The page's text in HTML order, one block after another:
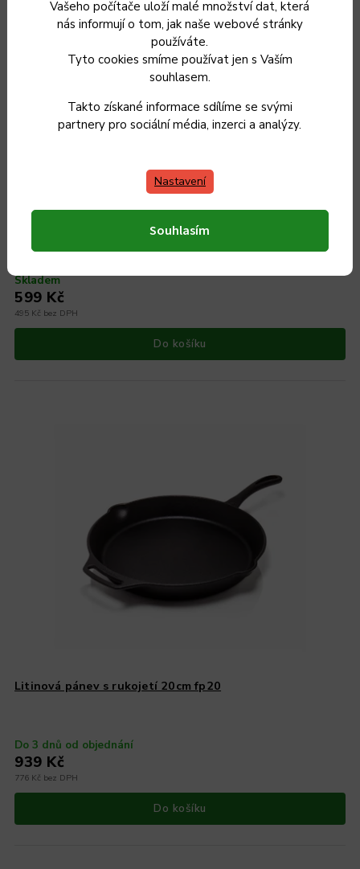
Vašeho počítače uloží malé množství dat, která
nás informují o tom, jak naše webové stránky
používáte.
Tyto cookies smíme používat jen s Vaším
souhlasem.
Takto získané informace sdílíme se svými
partnery pro sociální média, inzerci a analýzy.
Nastavení
Souhlasím
Litinová pánev 20 cm, Maysternya
Skladem
495 Kč bez DPH
599 Kč
Do košíku
Litinová pánev s rukojetí 20cm fp20
Do 3 dnů od objednání
776 Kč bez DPH
939 Kč
Do košíku